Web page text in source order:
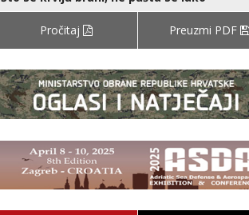
Pročitaj Preuzmi PDF